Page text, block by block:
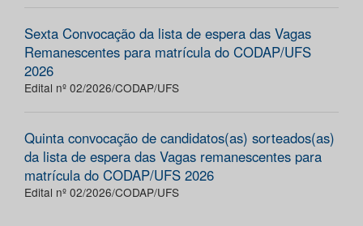
Sexta Convocação da lista de espera das Vagas
Remanescentes para matrícula do CODAP/UFS
2026
Edital nº 02/2026/CODAP/UFS
Quinta convocação de candidatos(as) sorteados(as)
da lista de espera das Vagas remanescentes para
matrícula do CODAP/UFS 2026
Edital nº 02/2026/CODAP/UFS